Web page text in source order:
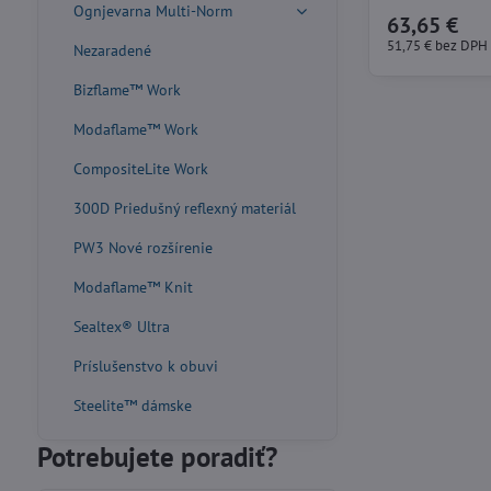
technológia
vreciek.
63,65 €
51,75 € bez DPH
Potrebujete poradiť?
Ognjevarna Multi-Norm
Nezaradené
Bizflame™ Work
Modaflame™ Work
CompositeLite Work
300D Priedušný reflexný materiál
PW3 Nové rozšírenie
Modaflame™ Knit
Sealtex® Ultra
Príslušenstvo k obuvi
Steelite™ dámske